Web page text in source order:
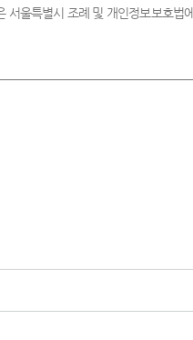
서울특별시 조례 및 개인정보보호법에